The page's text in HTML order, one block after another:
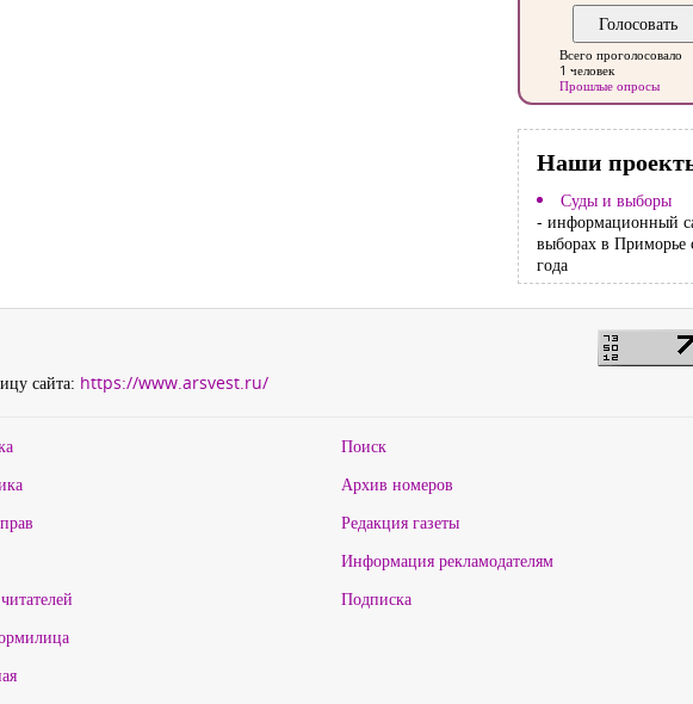
Всего проголосовало
1 человек
Прошлые опросы
Наши
Суды и выборы
- информационный
выборах в Приморье
года
сайта: https://www.arsvest.ru/
Поиск
Архив номеров
Редакция газеты
Информация рекламодателям
Подписка